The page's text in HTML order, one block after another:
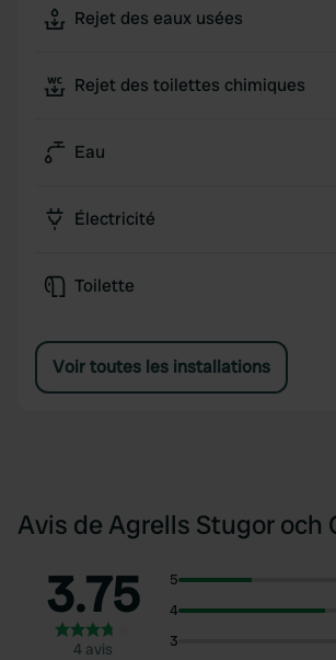
Rejet des eaux usées
Rejet des toilettes chimiques
Eau
Électricité
Toilette
Voir toutes les installations
Avis de Agrells Stugor och
3.75
4 avis
5
4
3